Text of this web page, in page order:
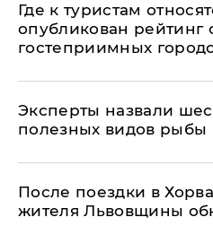
Где к туристам
опубликован рейтинг
гостеприимных
Эксперты назвали
полезных видов рыбы
После поездки в
жителя Львовщины